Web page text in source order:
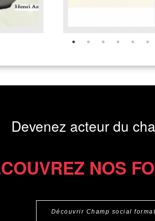
Devenez acteur du
NOS
Découvrir Champ social